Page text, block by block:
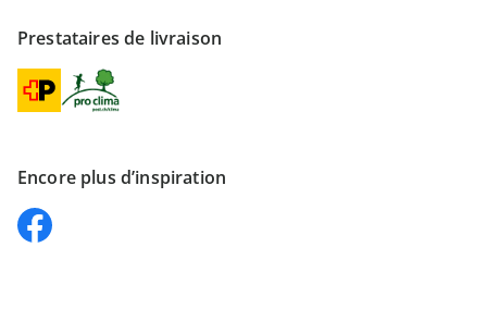
Prestataires de livraison
Encore plus d’inspiration